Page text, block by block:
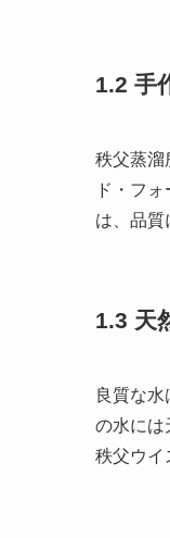
1.2 手
秩父蒸溜
ド・フ
は、品質
1.3 天
良質な
の水には
秩父ウイ